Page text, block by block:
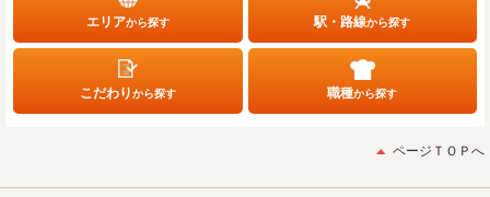
エリアから探す 駅・路線から探す
こだわりから探す 職種から探す
ページＴＯＰへ